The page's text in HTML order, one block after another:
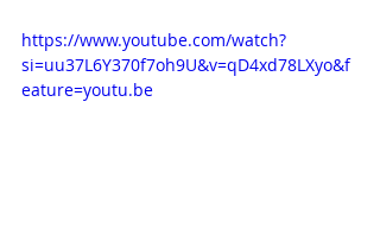
https://www.youtube.com/watch?
si=uu37L6Y370f7oh9U&v=qD4xd78LXyo&f
eature=youtu.be